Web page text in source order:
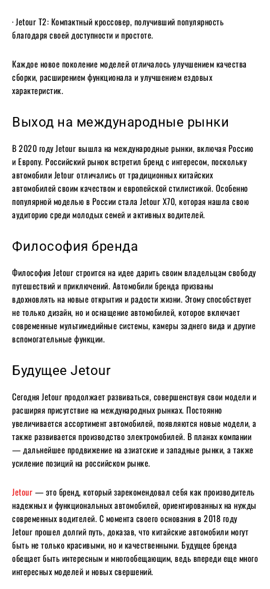
· Jetour T2: Компактный кроссовер, получивший популярность
благодаря своей доступности и простоте.
Каждое новое поколение моделей отличалось улучшением качества
сборки, расширением функционала и улучшением ездовых
характеристик.
Выход на международные рынки
В 2020 году Jetour вышла на международные рынки, включая Россию
и Европу. Российский рынок встретил бренд с интересом, поскольку
автомобили Jetour отличались от традиционных китайских
автомобилей своим качеством и европейской стилистикой. Особенно
популярной моделью в России стала Jetour X70, которая нашла свою
аудиторию среди молодых семей и активных водителей.
Философия бренда
Философия Jetour строится на идее дарить своим владельцам свободу
путешествий и приключений. Автомобили бренда призваны
вдохновлять на новые открытия и радости жизни. Этому способствует
не только дизайн, но и оснащение автомобилей, которое включает
современные мультимедийные системы, камеры заднего вида и другие
вспомогательные функции.
Будущее Jetour
Сегодня Jetour продолжает развиваться, совершенствуя свои модели и
расширяя присутствие на международных рынках. Постоянно
увеличивается ассортимент автомобилей, появляются новые модели, а
также развивается производство электромобилей. В планах компании
— дальнейшее продвижение на азиатские и западные рынки, а также
усиление позиций на российском рынке.
Jetour— это бренд, который зарекомендовал себя как производитель
надежных и функциональных автомобилей, ориентированных на нужды
современных водителей. С момента своего основания в 2018 году
Jetour прошел долгий путь, доказав, что китайские автомобили могут
быть не только красивыми, но и качественными. Будущее бренда
обещает быть интересным и многообещающим, ведь впереди еще много
интересных моделей и новых свершений.